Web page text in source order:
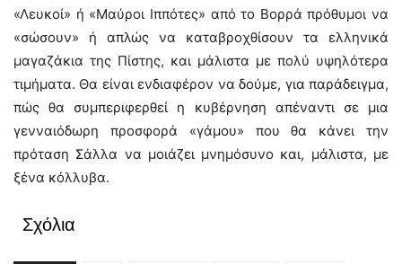
«Λευκοί» ή «Μαύροι Ιππότες» από το Βορρά πρόθυμοι να
«σώσουν» ή απλώς να καταβροχθίσουν τα ελληνικά
μαγαζάκια της Πίστης, και μάλιστα με πολύ υψηλότερα
τιμήματα. Θα είναι ενδιαφέρον να δούμε, για παράδειγμα,
πώς θα συμπεριφερθεί η κυβέρνηση απέναντι σε μια
γενναιόδωρη προσφορά «γάμου» που θα κάνει την
πρόταση Σάλλα να μοιάζει μνημόσυνο και, μάλιστα, με
ξένα κόλλυβα.
Σχόλια